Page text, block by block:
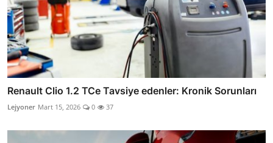
Renault Clio 1.2 TCe Tavsiye edenler: Kronik Sorunları
Lejyoner Mart 15, 2026 0 37